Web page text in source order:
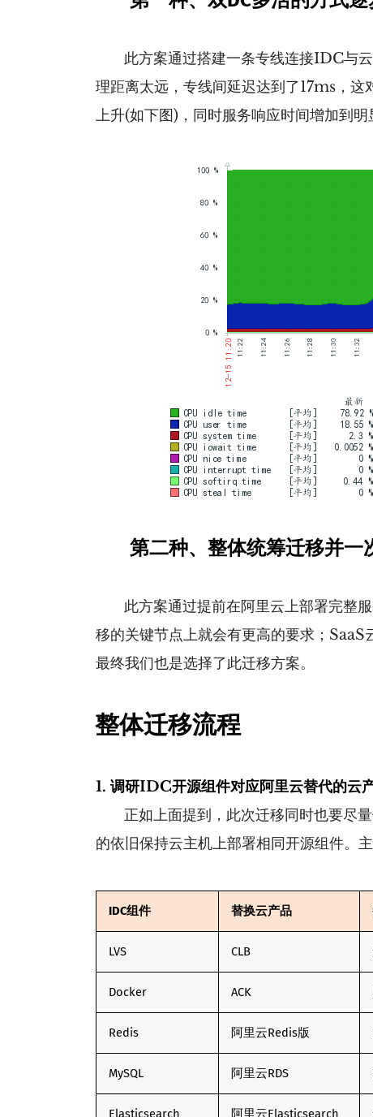
此方案通过搭建一条专线连接IDC与云
理距离太远，专线间延迟达到了17ms，
上升(如下图)，同时服务响应时间增加到明
第二种、整体统筹迁移并一
此方案通过提前在阿里云上部署完整服
移的关键节点上就会有更高的要求；SaaS
最终我们也是选择了此迁移方案。
整体迁移流程
1. 调研IDC开源组件对应阿里云替代的云
正如上面提到，此次迁移同时也要尽量
的依旧保持云主机上部署相同开源组件。
IDC组件 替换云产品
LVS CLB
Docker ACK
Redis 阿里云Redis版
MySQL 阿里云RDS
Elasticsearch 阿里云Elasticsearch